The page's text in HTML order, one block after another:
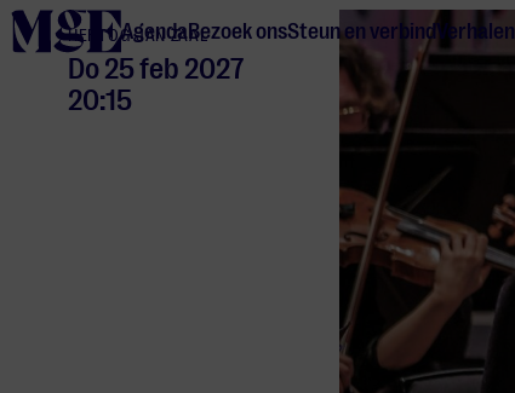
home
AgendaBezoek onsSteun en verbindVerhalen
HERTOG JAN ZAAL
Do 25 feb 2027
20:15